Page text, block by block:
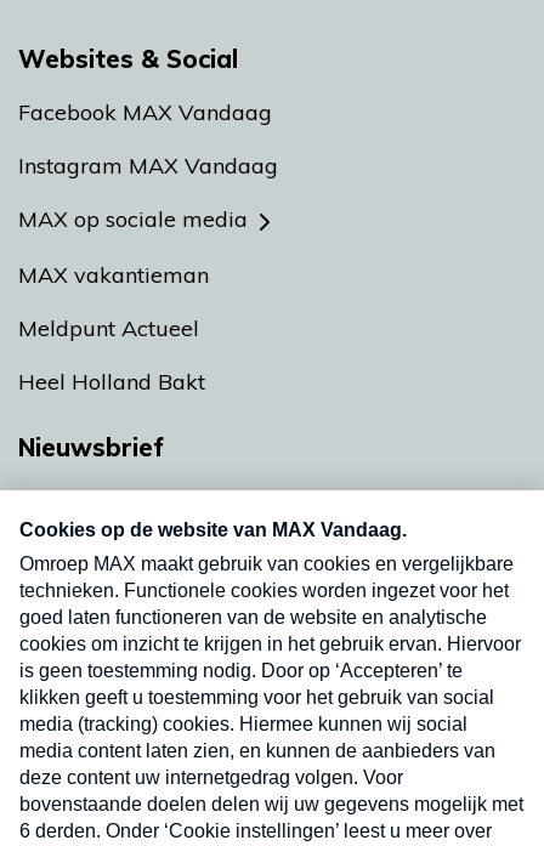
Websites & Social
Facebook MAX Vandaag
Instagram MAX Vandaag
MAX op sociale media
MAX vakantieman
Meldpunt Actueel
Heel Holland Bakt
Nieuwsbrief
nieuwsbrief. Elke vrijdag- en dinsdagochtend in
uw mailbox.
Verzend